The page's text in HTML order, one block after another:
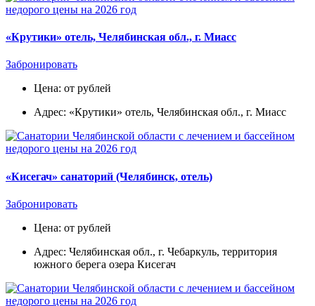
«Крутики» отель, Челябинская обл., г. Миасс
Забронировать
Цена: от рублей
Адрес: «Крутики» отель, Челябинская обл., г. Миасс
«Кисегач» санаторий (Челябинск, отель)
Забронировать
Цена: от рублей
Адрес: Челябинская обл., г. Чебаркуль, территория
южного берега озера Кисегач